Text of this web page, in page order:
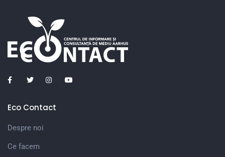
Eco Contact
Despre noi
Ce facem